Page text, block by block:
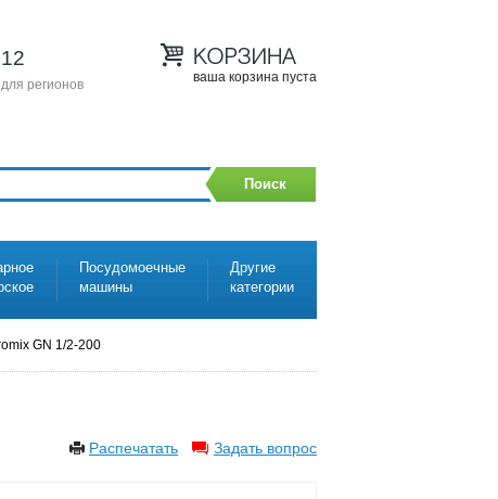
регионов ваша корзина пуста
Поиск
Посудомоечные
машины
Другие
категории
GN 1/2-200
Распечатать Задать вопрос